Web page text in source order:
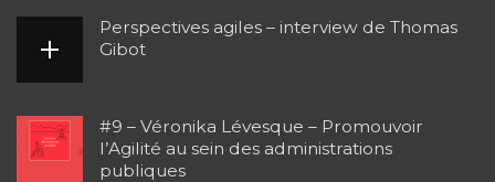
Perspectives agiles – interview de Thomas
Gibot
#9 – Véronika Lévesque – Promouvoir
l’Agilité au sein des administrations
publiques